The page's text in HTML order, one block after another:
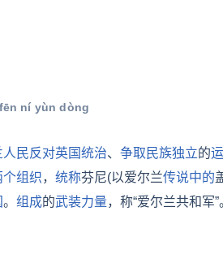
fēn ní yùn dòng
人民反对英国统治、 争取 民族独立的
个组织， 统称芬尼(以爱尔兰传说中的
。 组成的武装力量，称“爱尔兰共和军”